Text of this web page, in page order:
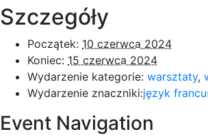
Szczegóły
Początek: 10 czerwca 2024
Koniec: 15 czerwca 2024
Wydarzenie kategorie: warsztaty,
Wydarzenie znaczniki:język
Event Navigation